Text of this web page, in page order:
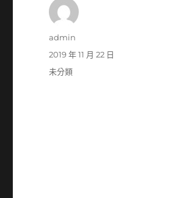
作
admin
發
佈
2019 年 11 月 22 日
分
未分類